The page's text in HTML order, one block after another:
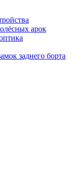
арок
заднего борта